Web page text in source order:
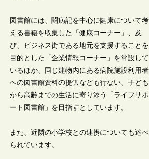
図書館には、闘病記を中心に健康について考
える書籍を収集した「健康コーナー」、及
び、ビジネス街である地元を支援することを
目的とした「企業情報コーナー」を常設して
いるほか、同じ建物内にある病院施設利用者
への図書館資料の提供なども行ない、子ども
から高齢までの生活に寄り添う「ライフサポ
ート図書館」を目指すとしています。
また、近隣の小学校との連携についても述べ
られています。